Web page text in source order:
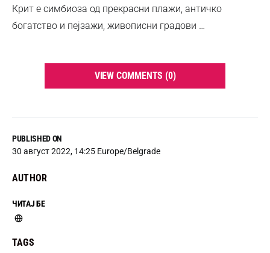
PUBLISHED ON
30 август 2022, 14:25 Europe/Belgrade
AUTHOR
ЧИТАЈ БЕ
TAGS
Крит е симбиоза од прекрасни плажи, античко
богатство и пејзажи, живописни градови …
VIEW COMMENTS (0)